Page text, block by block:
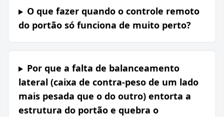
O que fazer quando o controle remoto
do portão só funciona de muito perto?
Por que a falta de balanceamento
lateral (caixa de contra-peso de um lado
mais pesada que o do outro) entorta a
estrutura do portão e quebra o